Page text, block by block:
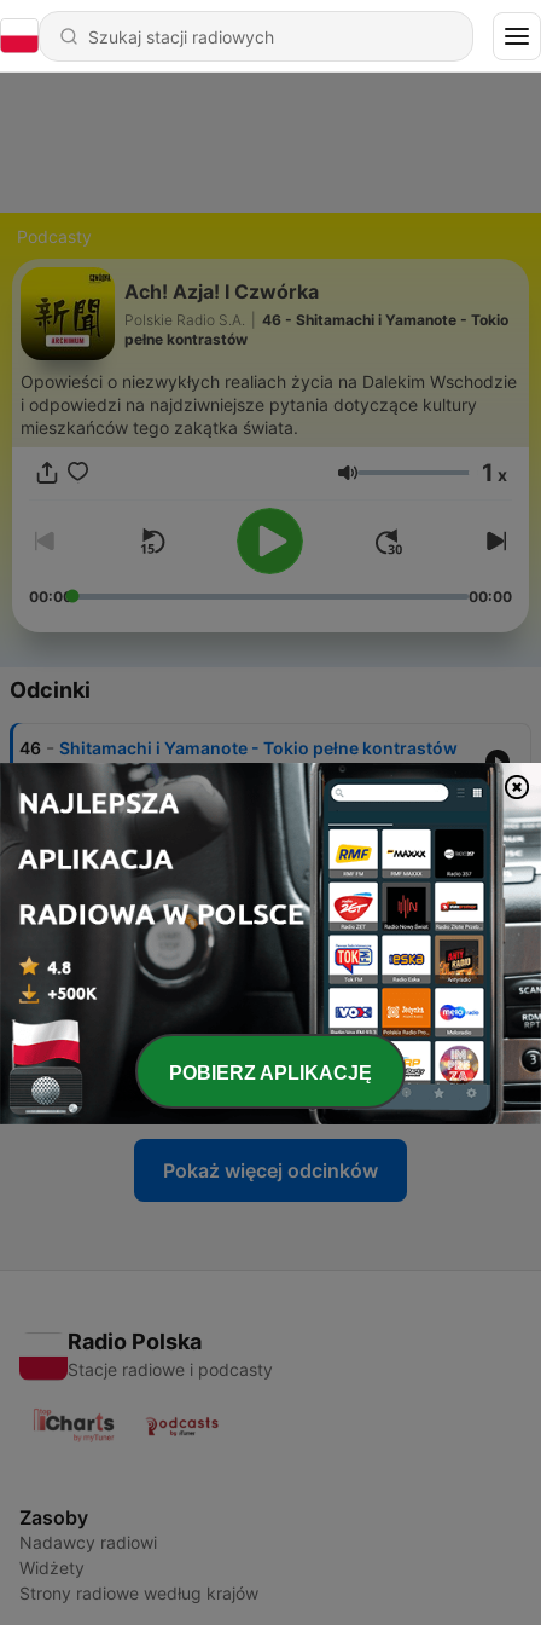
Podcasty
Ach! Azja! I Czwórka
Polskie Radio S.A.
46 - Shitamachi i Yamanote - Tokio
pełne kontrastów
Opowieści o niezwykłych realiach życia na Dalekim Wschodzie
i odpowiedzi na najdziwniejsze pytania dotyczące kultury
mieszkańców tego zakątka świata.
Głośność 1 x
00:00 00:00
Odcinki
46 - Shitamachi i Yamanote - Tokio pełne kontrastów
45 10 lat żeby zrozumieć Koreę
13 wrz 2023
44 - Janek w Tybecie
43 - Moda na azjatyckie klimaty
13 lip 2023
42 - Korea od kuchni
18 maj 2023
Pokaż więcej odcinków
Radio Polska
Stacje radiowe i podcasty
Zasoby
Nadawcy radiowi
Widżety
Strony radiowe według krajów
POBIERZ APLIKACJĘ